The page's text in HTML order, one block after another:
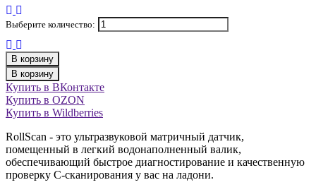
Выберите количество:
В корзину
В корзину
Купить в ВКонтакте
Купить в OZON
Купить в Wildberries
RollScan - это ультразвуковой матричный датчик,
помещенный в легкий водонаполненный валик,
обеспечивающий быстрое диагностирование и качественную
проверку С-сканирования у вас на ладони.